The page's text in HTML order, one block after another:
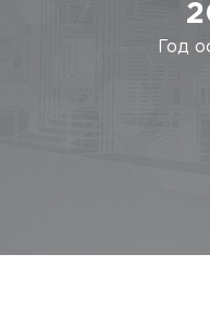
Год